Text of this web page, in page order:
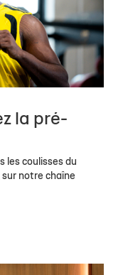
la pré-
les coulisses du
sur notre chaîne